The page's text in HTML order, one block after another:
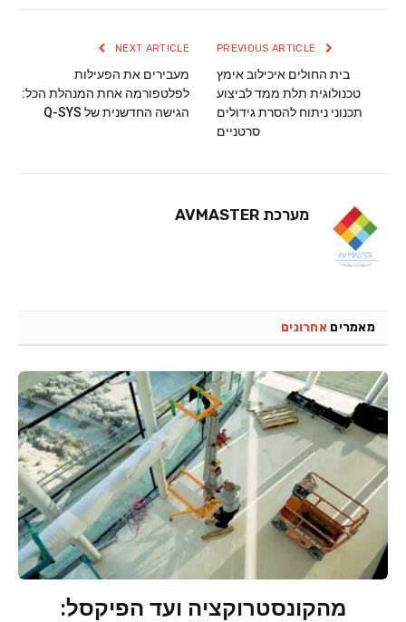
בית החולים איכילוב אימץ
טכנולוגית תלת ממד לביצוע
תכנוני ניתוח להסרת גידולים
סרטניים
NEXT ARTICLE
מעבירים את הפעילות
לפלטפורמה אחת המנהלת הכל:
הגישה החדשנית של Q-SYS
מערכת AVMASTER
מאמרים אחרונים
מהקונסטרוקציה ועד הפיקסל: